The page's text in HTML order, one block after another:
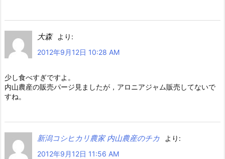
大森
より:
2012年9月12日 10:28 AM
少し食べすぎですよ。
内山農産の販売パージ見ましたが，アロニアジャム販売してないで
すね。
新潟コシヒカリ農家 内山農産のチカ
より:
2012年9月12日 11:56 AM